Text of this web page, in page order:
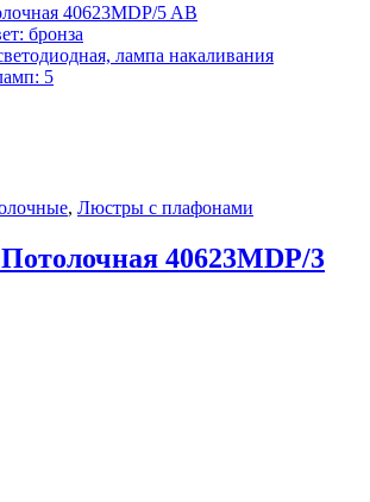
40623MDP/5 AB
бронза
лампа накаливания
5
, Люстры с плафонами
40623MDP/3